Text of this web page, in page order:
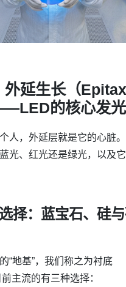
外延生长（
的核心发
人，外延层就是它的心脏
光、红光还是绿光，以及
择：蓝宝石、硅
“地基”，我们称之为衬底
主流的有三种选择：